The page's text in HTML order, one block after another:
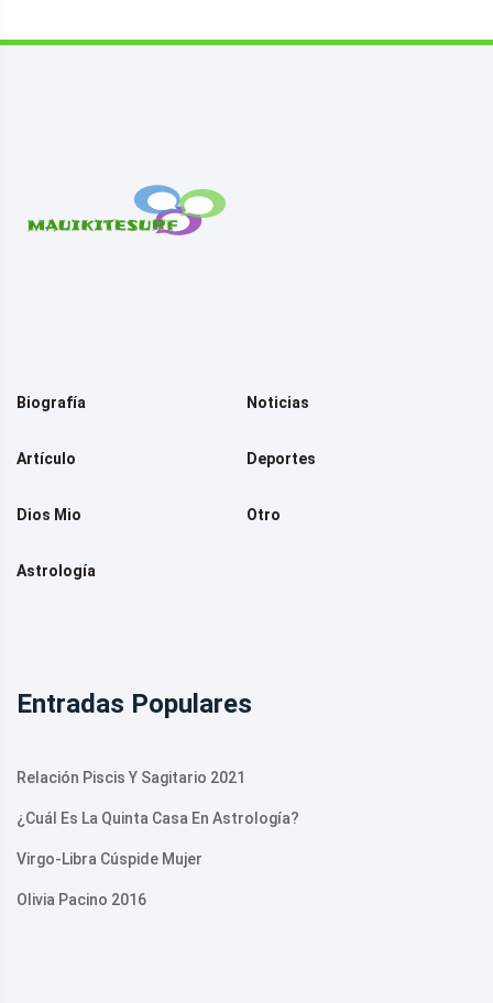
Biografía Noticias
Artículo Deportes
Dios Mio Otro
Astrología
Entradas Populares
Relación Piscis Y Sagitario 2021
¿Cuál Es La Quinta Casa En Astrología?
Virgo-Libra Cúspide Mujer
Olivia Pacino 2016